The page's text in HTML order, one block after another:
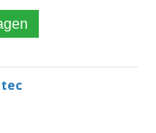
– 12 TON BREEDTE